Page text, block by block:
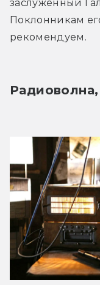
заслуженный
Поклонникам
рекомендуем.
Радиоволна,